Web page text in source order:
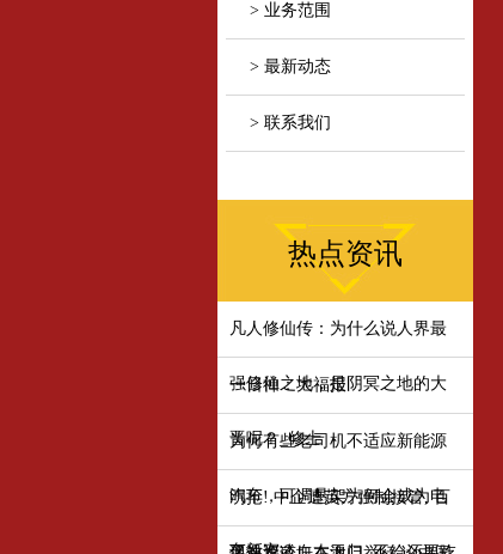
> 业务范围
> 最新动态
> 联系我们
热点资讯
凡人修仙传：为什么说人界最
强修仙之地，是阴冥之地的大
晋呢？_修士
一日禅：大福报
为何有些老司机不适应新能源
汽车，可调悬架为何会成为电
明抢! 中企遭英方强制接管, 百